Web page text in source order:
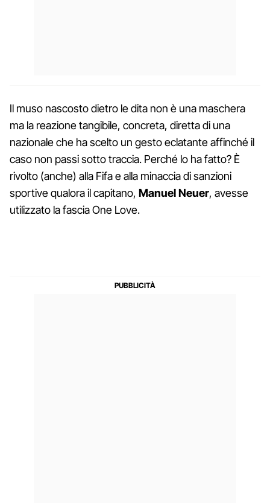
Il muso nascosto dietro le dita non è una maschera
ma la reazione tangibile, concreta, diretta di una
nazionale che ha scelto un gesto eclatante affinché il
caso non passi sotto traccia. Perché lo ha fatto? È
rivolto (anche) alla Fifa e alla minaccia di sanzioni
sportive qualora il capitano, Manuel Neuer, avesse
utilizzato la fascia One Love.